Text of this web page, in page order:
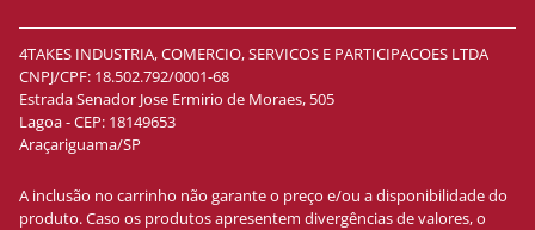
4TAKES INDUSTRIA, COMERCIO, SERVICOS E PARTICIPACOES LTDA
CNPJ/CPF: 18.502.792/0001-68
Estrada Senador Jose Ermirio de Moraes, 505
Lagoa - CEP: 18149653
Araçariguama/SP
A inclusão no carrinho não garante o preço e/ou a disponibilidade do
produto. Caso os produtos apresentem divergências de valores, o